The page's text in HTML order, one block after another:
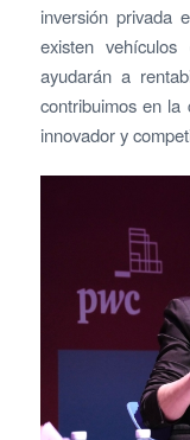
inversión privada
existen
ayudarán a
contribuimos en la
innovador y